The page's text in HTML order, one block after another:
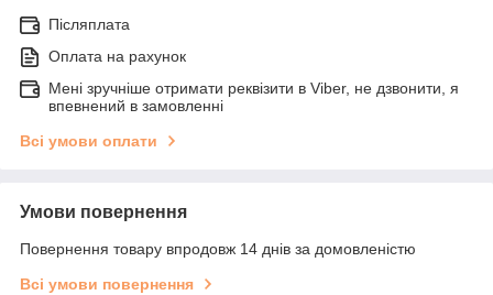
Післяплата
Оплата на рахунок
Мені зручніше отримати реквізити в Viber, не дзвонити, я
впевнений в замовленні
Всі умови оплати
Умови повернення
Повернення товару впродовж 14 днів за домовленістю
Всі умови повернення